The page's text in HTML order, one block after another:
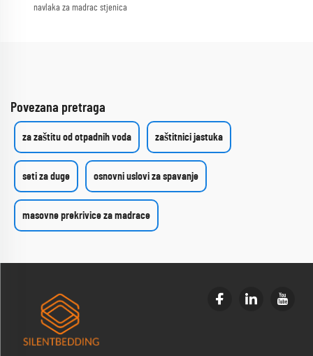
navlaka za madrac stjenica
Povezana pretraga
za zaštitu od otpadnih voda zaštitnici jastuka
seti za duge osnovni uslovi za spavanje
masovne prekrivice za madrace